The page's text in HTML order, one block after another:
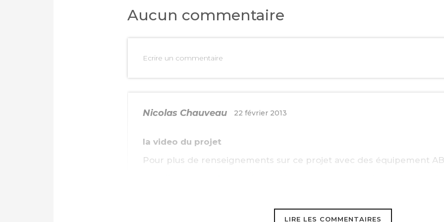
Aucun commentaire
Ecrire un commentaire
Nicolas Chauveau 22 février 2013
la video du projet
Pour plus de renseignements sur ce projet avec des équipement
LIRE LES COMMENTAIRES